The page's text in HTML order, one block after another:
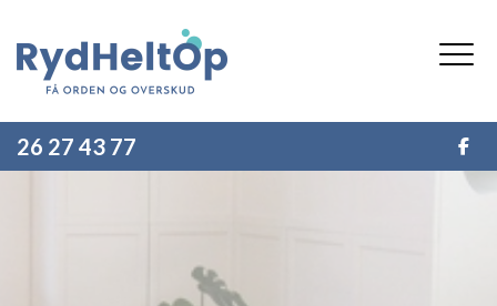
hovedindhold
26 27 43 77